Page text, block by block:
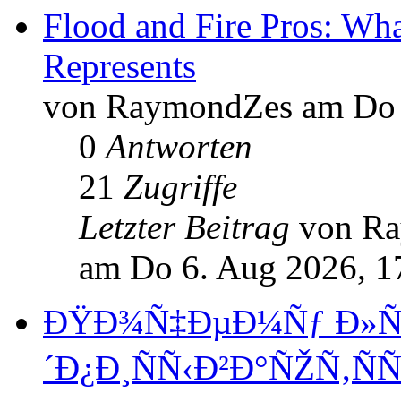
Flood and Fire Pros:
Represents
von RaymondZes am
0Antworten
21 Zugriffe
Letzter Beitrag von
am Do 6. Aug 2026,
ÐŸÐ¾Ñ‡ÐµÐ¼Ñƒ